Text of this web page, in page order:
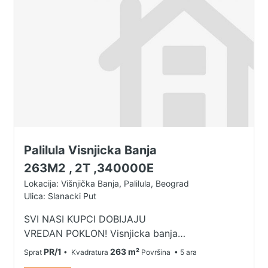
Palilula Visnjicka Banja
263M2 , 2T ,340000E
Lokacija: Višnjička Banja, Palilula, Beograd
Ulica: Slanacki Put
SVI NASI KUPCI DOBIJAJU
VREDAN POKLON! Visnjicka banja,
Slanacki put, 6.0 kuca od 263 m2
Sprat PR/1 • Kvadratura 263 m² Površina • 5 ara